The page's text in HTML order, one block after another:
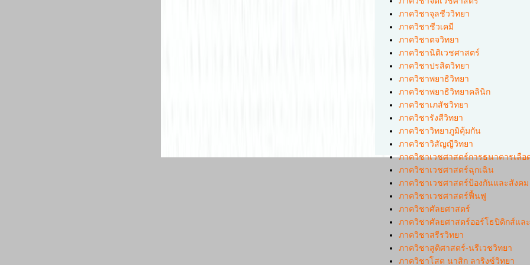
ภาควิชาจุลชีววิทยา
ภาควิชาชีวเคมี
ภาควิชาตจวิทยา
ภาควิชานิติเวชศาสตร์
ภาควิชาปรสิตวิทยา
ภาควิชาพยาธิวิทยา
ภาควิชาพยาธิวิทยาคลินิก
ภาควิชาเภสัชวิทยา
ภาควิชารังสีวิทยา
ภาควิชาวิทยาภูมิคุ้มกัน
ภาควิชาวิสัญญีวิทยา
ภาควิชาเวชศาสตร์การธนาคารเลือ
ภาควิชาเวชศาสตร์ฉุกเฉิน
ภาควิชาเวชศาสตร์ป้องกันและสังคม
ภาควิชาเวชศาสตร์ฟื้นฟู
ภาควิชาศัลยศาสตร์
ภาควิชาศัลยศาสตร์ออร์โธปิดิกส์แล
ภาควิชาสรีรวิทยา
ภาควิชาสูติศาสตร์-นรีเวชวิทยา
ภาควิชาโสต นาสิก ลาริงซ์วิทยา